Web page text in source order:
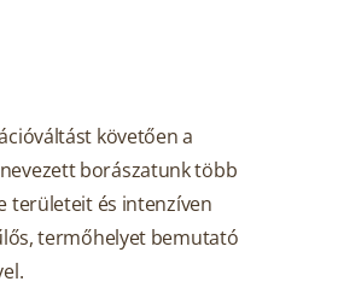
követően a
borászatunk több
területeit és intenzíven
termőhelyet bemutató